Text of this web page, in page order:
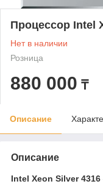
Процессор Intel
Нет в наличии
Розница
880 000 ₸
Описание
Описание
Intel Xeon Silver 4316